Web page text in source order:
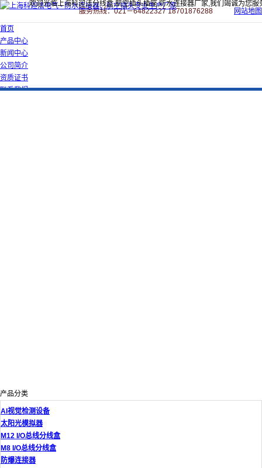
欢迎光临上海科迎法分线盒,航空插头插座,防水连接器厂家,我们竭诚为您服
服务热线：021－64822327 18701876288
网站地图
首页
产品中心
新闻中心
公司简介
资质证书
联系我们
产品分类
AI视觉检测设备
太阳光模拟器
M12 I/O总线分线盒
M8 I/O总线分线盒
防爆连接器